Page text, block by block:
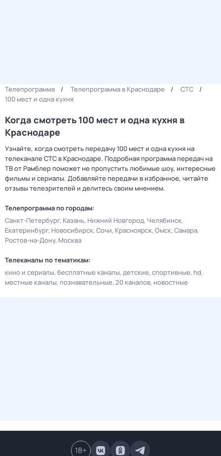
Телепрограмма Телепрограмма в Краснодаре
СТС
100 мест и одна кухня
Когда смотреть 100 мест и одна кухня в
Краснодаре
Узнайте, когда смотреть передачу 100 мест и одна кухня на
телеканале СТС в Краснодаре. Подробная программа передач на
ТВ от Рамблер поможет не пропустить любимые шоу, интересные
фильмы и сериалы. Добавляйте передачи в избранное, читайте
отзывы телезрителей и делитесь своим мнением.
Телепрограмма по городам:
Санкт-Петербург Казань Нижний Новгород Челябинск
Екатеринбург Новосибирск Сочи Красноярск Омск Самара
Ростов-на-Дону Москва
Телеканалы по тематикам:
кино и сериалы бесплатные каналы детские спортивные hd
местные каналы познавательные 20 каналов новостные
18+